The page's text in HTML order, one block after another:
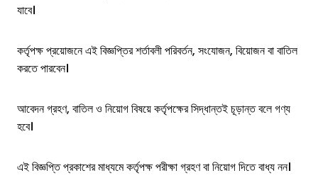
যাবে।
কর্তৃপক্ষ প্রয়োজনে এই বিজ্ঞপ্তির শর্তাবলী পরিবর্তন, সংযোজন, বিয়োজন বা বাতিল
করতে পারবেন।
আবেদন গ্রহণ, বাতিল ও নিয়োগ বিষয়ে কর্তৃপক্ষের সিদ্ধান্তই চূড়ান্ত বলে গণ্য
হবে।
এই বিজ্ঞপ্তি প্রকাশের মাধ্যমে কর্তৃপক্ষ পরীক্ষা গ্রহণ বা নিয়োগ দিতে বাধ্য নন।